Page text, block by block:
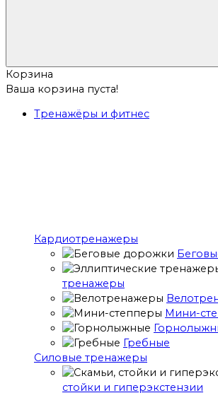
Корзина
Ваша корзина пуста!
Тренажёры и фитнес
Кардиотренажеры
тренажеры
Мини-
Гребные
Cиловые тренажеры
стойки и гиперэкстензии